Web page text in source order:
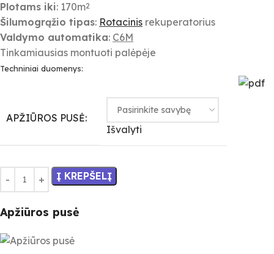
Plotams iki: 170m2
Šilumogrąžio tipas: Rotacinis rekuperatorius
Valdymo automatika: C6M
Tinkamiausias montuoti palėpėje
Techniniai duomenys:
APŽIŪROS PUSĖ:
Išvalyti
Į KREPŠELĮ
Apžiūros pusė